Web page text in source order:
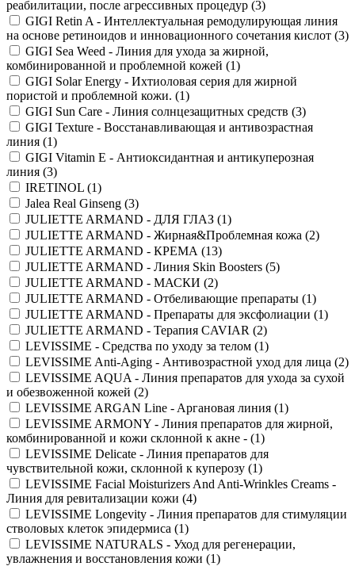
реабилитации, после агрессивных процедур (3)
GIGI Retin A - Интеллектуальная ремодулирующая линия
на основе ретиноидов и инновационного сочетания кислот (3)
GIGI Sea Weed - Линия для ухода за жирной,
комбинированной и проблемной кожей (1)
GIGI Solar Energy - Ихтиоловая серия для жирной
пористой и проблемной кожи. (1)
GIGI Sun Care - Линия солнцезащитных средств (3)
GIGI Texture - Восстанавливающая и антивозрастная
линия (1)
GIGI Vitamin E - Антиоксидантная и антикуперозная
линия (3)
IRETINOL (1)
Jalea Real Ginseng (3)
JULIETTE ARMAND - ДЛЯ ГЛАЗ (1)
JULIETTE ARMAND - Жирная&Проблемная кожа (2)
JULIETTE ARMAND - КРЕМА (13)
JULIETTE ARMAND - Линия Skin Boosters (5)
JULIETTE ARMAND - МАСКИ (2)
JULIETTE ARMAND - Отбеливающие препараты (1)
JULIETTE ARMAND - Препараты для эксфолиации (1)
JULIETTE ARMAND - Терапия CAVIAR (2)
LEVISSIME - Средства по уходу за телом (1)
LEVISSIME Anti-Aging - Антивозрастной уход для лица (2)
LEVISSIME AQUA - Линия препаратов для ухода за сухой
и обезвоженной кожей (2)
LEVISSIME ARGAN Line - Aргановая линия (1)
LEVISSIME ARMONY - Линия препаратов для жирной,
комбинированной и кожи склонной к акне - (1)
LEVISSIME Delicate - Линия препаратов для
чувствительной кожи, склонной к куперозу (1)
LEVISSIME Facial Moisturizers And Anti-Wrinkles Creams -
Линия для ревитализации кожи (4)
LEVISSIME Longevity - Линия препаратов для стимуляции
стволовых клеток эпидермиса (1)
LEVISSIME NATURALS - Уход для регенерации,
увлажнения и восстановления кожи (1)